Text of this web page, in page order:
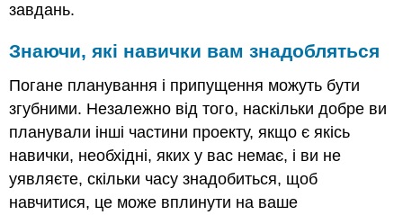
завдань.
Знаючи, які навички вам знадобляться
Погане планування і припущення можуть бути
згубними. Незалежно від того, наскільки добре ви
планували інші частини проекту, якщо є якісь
навички, необхідні, яких у вас немає, і ви не
уявляєте, скільки часу знадобиться, щоб
навчитися, це може вплинути на ваше